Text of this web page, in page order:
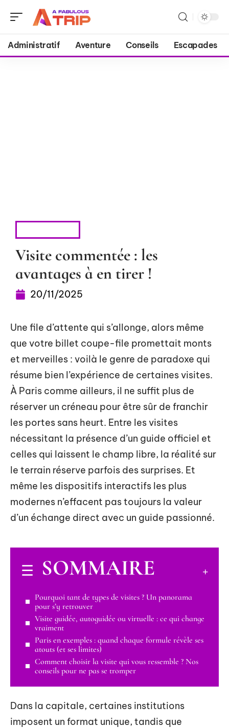
Administratif Aventure Conseils Escapades
Visite commentée : les
avantages à en tirer !
20/11/2025
Une file d’attente qui s’allonge, alors même
que votre billet coupe-file promettait monts
et merveilles : voilà le genre de paradoxe qui
résume bien l’expérience de certaines visites.
À Paris comme ailleurs, il ne suffit plus de
réserver un créneau pour être sûr de franchir
les portes sans heurt. Entre les visites
nécessitant la présence d’un guide officiel et
celles qui laissent le champ libre, la réalité sur
le terrain réserve parfois des surprises. Et
même les dispositifs interactifs les plus
modernes n’effacent pas toujours la valeur
d’un échange direct avec un guide passionné.
SOMMAIRE
Pourquoi tant de types de visites ? Un panorama
pour s’y retrouver
Visite guidée, autoguidée ou virtuelle : ce qui change
vraiment
Paris en exemples : quand chaque formule révèle ses
atouts (et ses limites)
Comment choisir la visite qui vous ressemble ? Nos
conseils pour ne pas se tromper
Dans la capitale, certaines institutions
imposent un format unique, tandis que